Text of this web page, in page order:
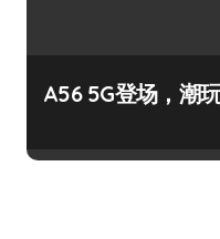
A56 5G登场，潮